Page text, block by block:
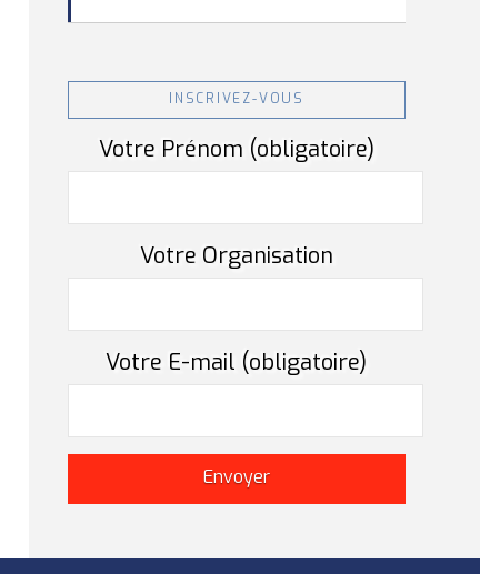
INSCRIVEZ-VOUS
Votre Prénom (obligatoire)
Votre Organisation
Votre E-mail (obligatoire)